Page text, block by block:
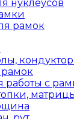
нуклеусов
рамок
работы с